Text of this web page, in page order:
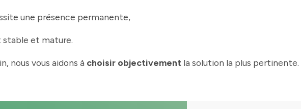
une présence permanente,
stable et mature.
nous vous aidons à choisir objectivement la solution la plus pertinente.